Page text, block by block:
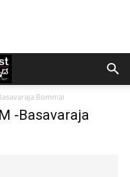
Bommai
-Basavaraja